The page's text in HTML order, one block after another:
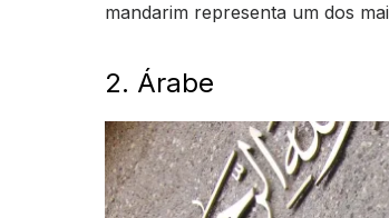
mandarim representa um dos
2. Árabe